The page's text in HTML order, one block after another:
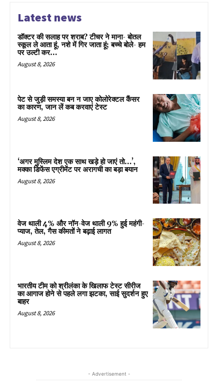
Latest news
डॉक्टर की सलाह पर शराब? टीचर ने माना- बोतल
स्कूल ले आता हूं, नशे में गिर जाता हूं; बच्चे बोले- हम
पर उल्टी कर...
August 8, 2026
पेट से जुड़ी समस्या बन न जाए कोलोरेक्टल कैंसर
का कारण, जान लें कब करवाएं टेस्ट
August 8, 2026
‘अगर मुस्लिम देश एक साथ खड़े हो जाएं तो…’,
मक्का डिफेंस एग्रीमेंट पर अरागची का बड़ा बयान
August 8, 2026
वेज थाली 4% और नॉन-वेज थाली 9% हुई महंगी-
प्याज, तेल, गैस कीमतों ने बढ़ाई लागत
August 8, 2026
भारतीय टीम को श्रीलंका के खिलाफ टेस्ट सीरीज
का आगाज होने से पहले लगा झटका, साई सुदर्शन हुए
बाहर
August 8, 2026
- Advertisement -